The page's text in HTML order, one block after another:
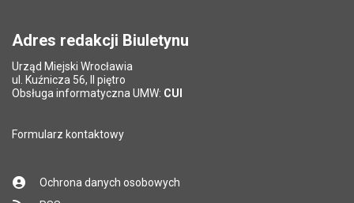
Adres redakcji Biuletynu
Urząd Miejski Wrocławia
ul. Kuźnicza 56, II piętro
Obsługa informatyczna UMW: CUI
Formularz kontaktowy
Ochrona danych osobowych